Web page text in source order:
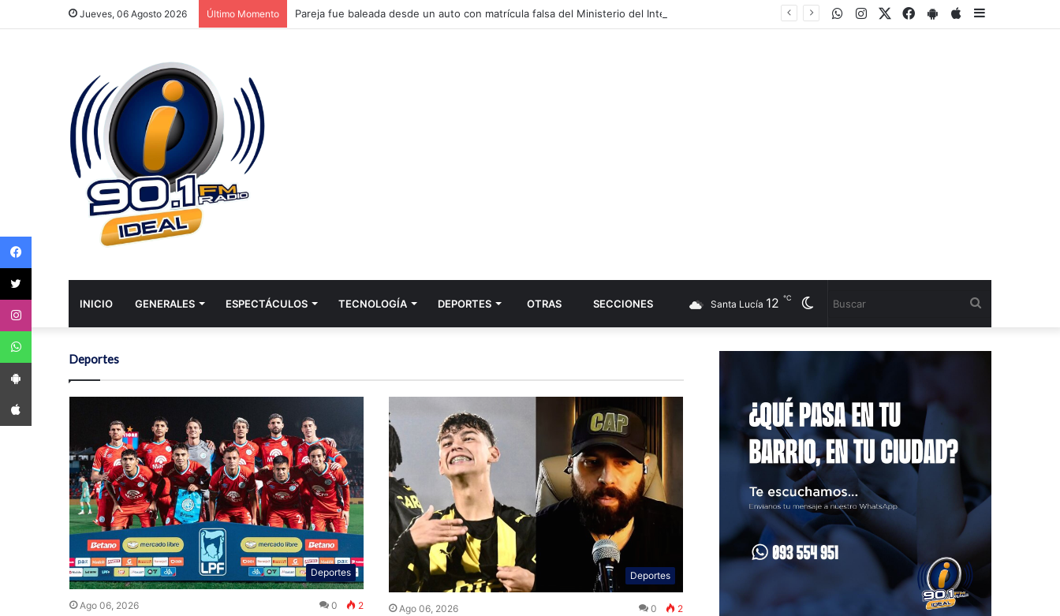
Jueves, 06 Agosto 2026 Último Momento Pareja fue baleada desde un auto con matrícula falsa del Ministerio del Interior AppStore
PlayStore
Facebook
Twitter
Instagram
WhatsApp
INICIO GENERALES ESPECTÁCULOS TECNOLOGÍ­A DEPORTES OTRAS SECCIONES Cambiar
modo
Santa Lucía 12 ℃
Deportes
Deportes
Ago 06, 2026 0 2
Deportes
Ago 06, 2026 0 2
WhatsApp
App Android